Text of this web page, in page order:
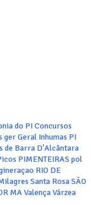
do PIConcursos
gerGeral Inhumas PI
de Barra D'Alcântara
PIMENTEIRAS pol
RIO DE
Santa RosaSÃO
MAValençaVárzea